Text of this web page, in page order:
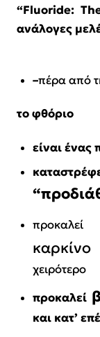
“Fluoride:
ανάλογες
–πέρα από
τοφθόριο
είναι ένας
χειρότερο
προκαλεί
και κατ’